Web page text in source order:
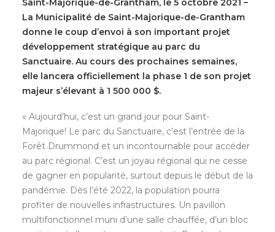
La Municipalité de Saint-Majorique-de-Grantham
donne le coup d’envoi à son important projet
développement stratégique au parc du
Sanctuaire. Au cours des prochaines semaines,
elle lancera officiellement la phase 1 de son projet
majeur s’élevant à 1 500 000 $.
« Aujourd’hui, c’est un grand jour pour Saint-
Majorique! Le parc du Sanctuaire, c’est l’entrée de la
Forêt Drummond et un incontournable pour accéder
au parc régional. C’est un joyau régional qui ne cesse
de gagner en popularité, surtout depuis le début de la
pandémie. Dès l’été 2022, la population pourra
profiter de nouvelles infrastructures. Un pavillon
multifonctionnel muni d’une salle chauffée, d’un bloc